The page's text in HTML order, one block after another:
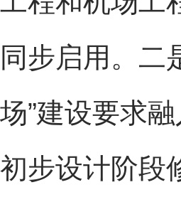
同步启用。二
场”建设要求
初步设计阶段